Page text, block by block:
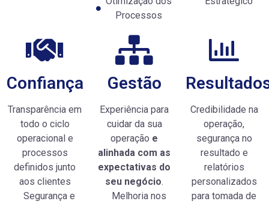
Processos
Confiança
Transparência em
todo o ciclo
operacional e
processos
definidos junto
aos clientes
Segurança e
Gestão
Experiência para
cuidar da sua
operação e
alinhada com as
expectativas do
seu negócio.
Melhoria nos
Credibilidade na
operação,
segurança no
resultado e
relatórios
personalizados
para tomada de